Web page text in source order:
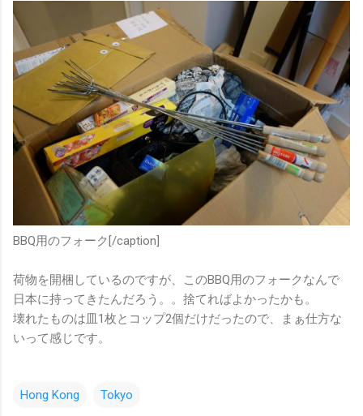
BBQ用のフォーク[/caption]
荷物を開梱しているのですが、このBBQ用のフォークなんで
日本に持ってきたんだろう。。捨てればよかったかも。
壊れたものは皿1枚とコップ2個だけだったので、まぁ仕方な
いって感じです。
Hong Kong Tokyo